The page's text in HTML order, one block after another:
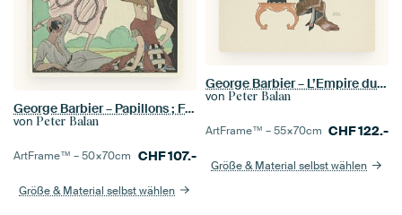
George Barbier – Papillons ; France XXe siècle (1922)
von Peter Balan
ArtFrame™ –50×70cm CHF107.-
Größe & Material selbst wählen
George Barbier – L’Empire du monde ; Robe du soir, de Worth (1924)
von Peter Balan
ArtFrame™ –55×70cm CHF122.-
Größe & Material selbst wählen